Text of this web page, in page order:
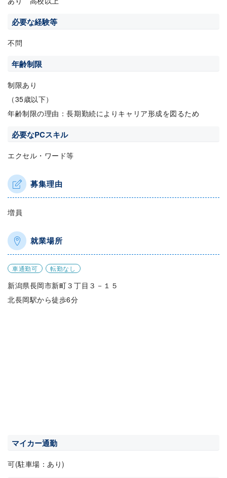
必要な経験等
不問
年齢制限
制限あり
（35歳以下）
年齢制限の理由：長期勤続によりキャリア形成を図るため
必要なPCスキル
エクセル・ワード等
募集理由
増員
就業場所
車通勤可 転勤なし
新潟県長岡市新町３丁目３－１５
北長岡駅から徒歩6分
マイカー通勤
可(駐車場：あり)